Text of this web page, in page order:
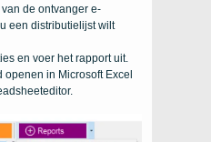
van de ontvanger e-
een distributielijst wilt
en voer het rapport uit.
openen in Microsoft Excel